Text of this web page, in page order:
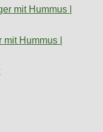
Hummus |